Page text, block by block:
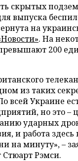
скрытых
выпуска
на
. На
200
из таких
всей Украине
но это –
ударных
и работа здесь
на минуту», –
Рэмси.